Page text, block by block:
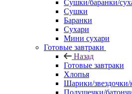
Сушки/баранки/
Сушки
Баранки
Сухари
Мини сухари
Готовые завтраки
Назад
Готовые завтраки
Хлопья
Шарики/звездочки/
Подушечки/